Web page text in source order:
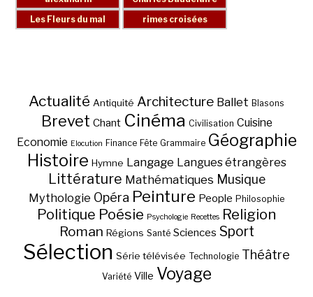
Actualité Antiquité Architecture Ballet Blasons
Brevet Chant Cinéma Civilisation Cuisine
Economie Elocution Finance Fête Grammaire Géographie
Histoire Hymne Langage Langues étrangères
Littérature Mathématiques Musique
Mythologie Opéra Peinture People Philosophie
Politique Poésie Psychologie Recettes Religion
Roman Régions Santé Sciences Sport
Sélection Série télévisée Technologie Théâtre
Variété Ville Voyage